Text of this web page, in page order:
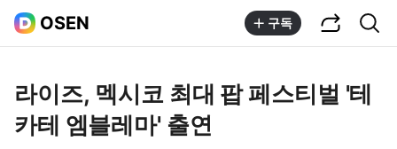
OSEN 구독
라이즈, 멕시코 최대 팝 페스티벌 '테
카테 엠블레마' 출연